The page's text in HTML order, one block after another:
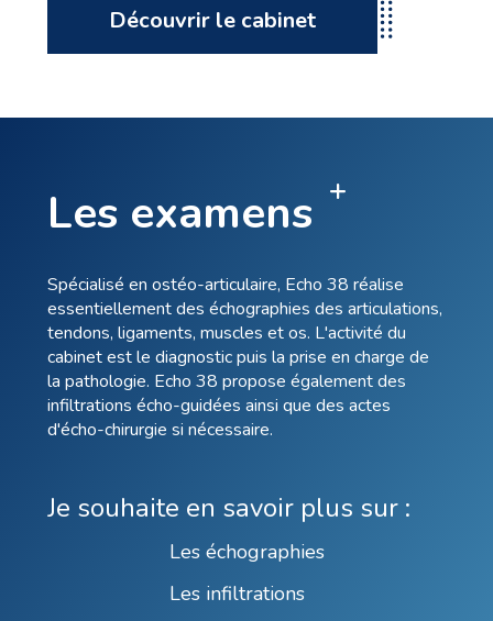
Découvrir le cabinet
Les examens
Spécialisé en ostéo-articulaire, Echo 38 réalise
essentiellement des échographies des articulations,
tendons, ligaments, muscles et os. L'activité du
cabinet est le diagnostic puis la prise en charge de
la pathologie. Echo 38 propose également des
infiltrations écho-guidées ainsi que des actes
d'écho-chirurgie si nécessaire.
Je souhaite en savoir plus sur :
Les échographies
Les infiltrations